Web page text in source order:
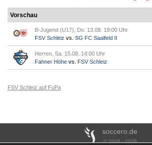
Vorschau
B-Jugend (U17), Do. 13.08. 18:00 Uhr
FSV Schleiz vs. SG FC Saalfeld II
Herren, Sa. 15.08. 14:00 Uhr
Fahner Höhe vs. FSV Schleiz
FSV Schleiz auf FuPa
soccero.de
© 2006 - 2026